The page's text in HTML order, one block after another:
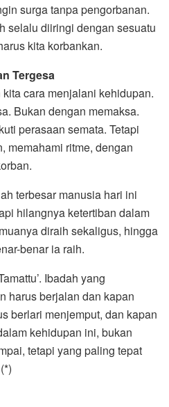
surga tanpa pengorbanan.
selalu diiringi dengan sesuatu
kita korbankan.
Tergesa
kita cara menjalani kehidupan.
Bukan dengan memaksa.
perasaan semata. Tetapi
memahami ritme, dengan
terbesar manusia hari ini
hilangnya ketertiban dalam
diraih sekaligus, hingga
benar ia raih.
Ibadah yang
harus berjalan dan kapan
berlari menjemput, dan kapan
kehidupan ini, bukan
tetapi yang paling tepat